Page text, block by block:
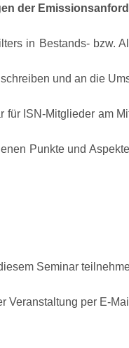
der
in Bestands- bzw.
und an die
ISN-Mitglieder am
Punkte und
Seminar
Veranstaltung per E-